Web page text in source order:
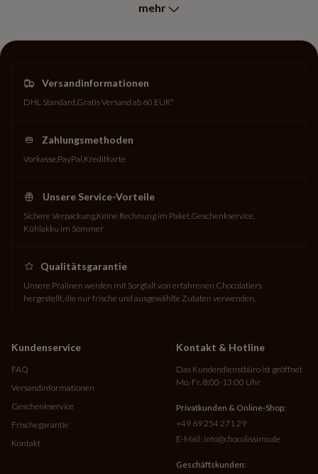
mehr
Versandinformationen
DHL Standard Gratis Versand ab 60 EUR*
Zahlungsmethoden
Vorkasse PayPal Kreditkarte
Unsere Service-Vorteile
Sichere Verpackung Keine Rechnung im Paket Geschenkservice
Kühlakku im Sommer
Qualitätsgarantie
Unsere Pralinen werden mit Sorgfalt von erfahrenen Chocolatiers
hergestellt, die nur frische und ausgewählte Zutaten verwenden.
Kundenservice
FAQ
Versandinformationen
Geschenkservice
Frischegarantie
Kontakt
Kontakt & Hotline
Das Kundendienstbüro ist geöffnet
Mo.-Fr. 8:00-13:00 Uhr
Privatkunden & Online-Shop:
+49 69 254 271 29
E-Mail: info@chocolissimo.de
Geschäftskunden: